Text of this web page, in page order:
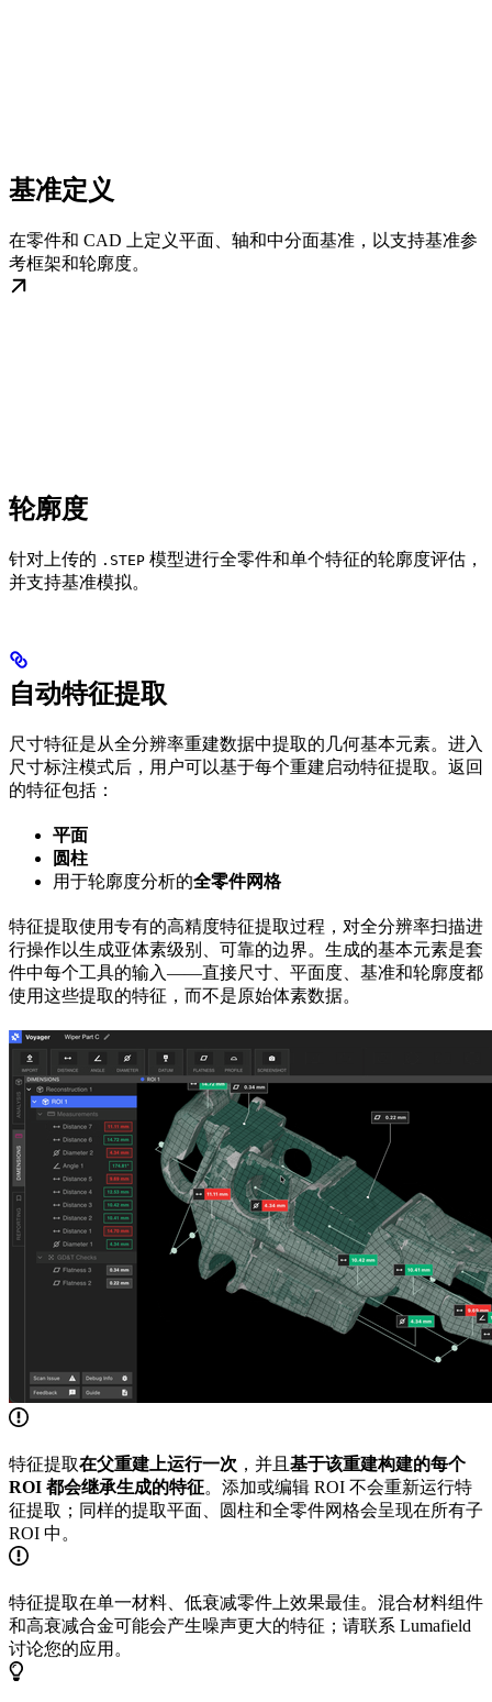
基准定义
在零件和 CAD 上定义平面、轴和中分面基准，以支持基准参
考框架和轮廓度。
轮廓度
针对上传的 .STEP 模型进行全零件和单个特征的轮廓度评估，
并支持基准模拟。
自动特征提取
尺寸特征是从全分辨率重建数据中提取的几何基本元素。进入
尺寸标注模式后，用户可以基于每个重建启动特征提取。返回
的特征包括：
平面
圆柱
用于轮廓度分析的全零件网格
特征提取使用专有的高精度特征提取过程，对全分辨率扫描进
行操作以生成亚体素级别、可靠的边界。生成的基本元素是套
件中每个工具的输入——直接尺寸、平面度、基准和轮廓度都
使用这些提取的特征，而不是原始体素数据。
特征提取在父重建上运行一次 ，并且 基于该重建构建的每个
ROI 都会继承生成的特征。添加或编辑 ROI 不会重新运行特
征提取；同样的提取平面、圆柱和全零件网格会呈现在所有子
ROI 中。
特征提取在单一材料、低衰减零件上效果最佳。混合材料组件
和高衰减合金可能会产生噪声更大的特征；请联系 Lumafield
讨论您的应用。